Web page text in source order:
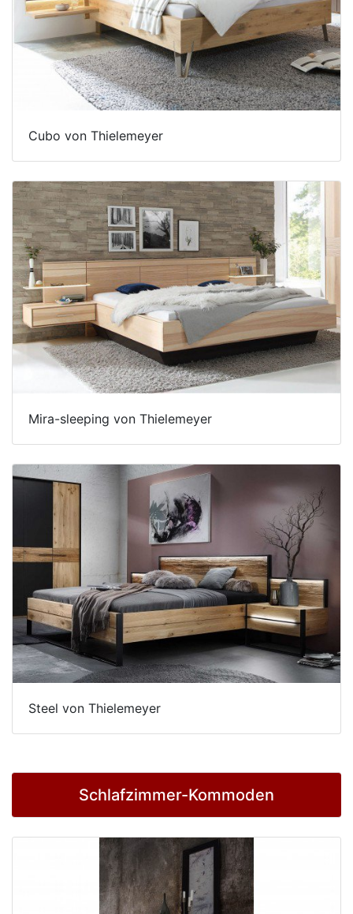
Cubo von Thielemeyer
Mira-sleeping von Thielemeyer
Steel von Thielemeyer
Schlafzimmer-Kommoden